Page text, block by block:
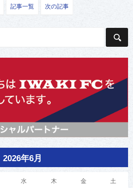
会
催
し
ま
し
」
記事一覧
ー
動
を
援
次の記事
2026年6月
水 木 金
土